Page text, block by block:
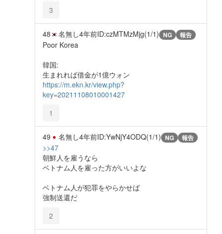
3
48 名無し4年前ID:czMTMzMjg(1/1) NG 報告
Poor Korea
韓国:
生まれれば借金が1億ウォン
https://m.ekn.kr/view.php?
key=20211108010001427
1
49 名無し4年前ID:YwNjY4ODQ(1/1) NG 報告
>>47
朝鮮人を雇うなら
ベトナム人を雇った方がいいよな
ベトナム人が犯罪をやらかせば
強制送還だ
2